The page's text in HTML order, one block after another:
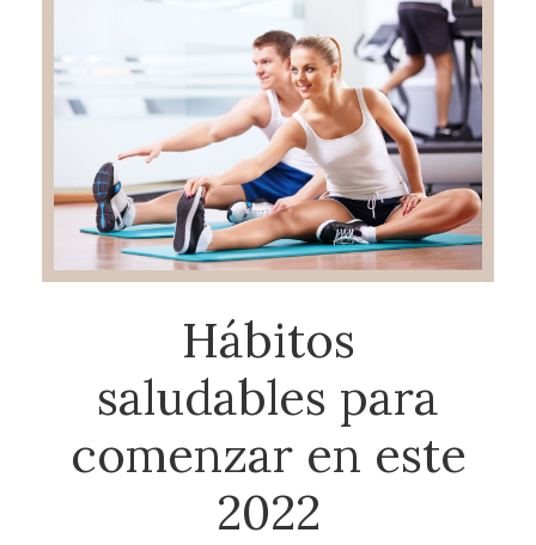
Hábitos
saludables para
comenzar en este
2022